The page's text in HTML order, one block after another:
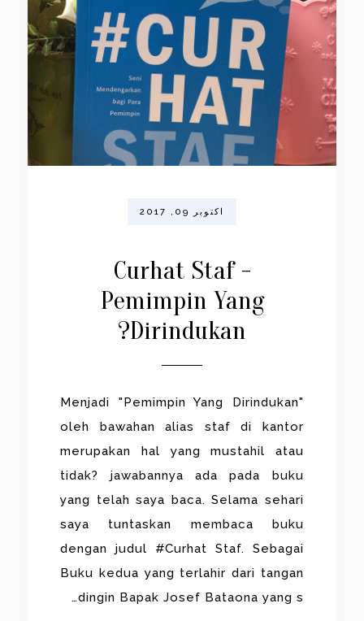
اکتوبر 09, 2017
Curhat Staf -
Pemimpin Yang
Dirindukan?
Menjadi "Pemimpin Yang Dirindukan"
oleh bawahan alias staf di kantor
merupakan hal yang mustahil atau
tidak? jawabannya ada pada buku
yang telah saya baca. Selama sehari
saya tuntaskan membaca buku
dengan judul #Curhat Staf. Sebagai
Buku kedua yang terlahir dari tangan
dingin Bapak Josef Bataona yang s…